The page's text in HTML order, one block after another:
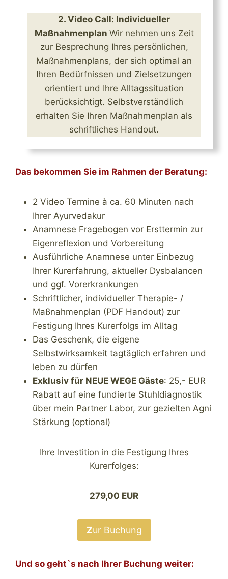
2. Video Call: Individueller
Maßnahmenplan Wir nehmen uns Zeit
zur Besprechung Ihres persönlichen,
Maßnahmenplans, der sich optimal an
Ihren Bedürfnissen und Zielsetzungen
orientiert und Ihre Alltagssituation
berücksichtigt. Selbstverständlich
erhalten Sie Ihren Maßnahmenplan als
schriftliches Handout.
Das bekommen Sie im Rahmen der Beratung:
2 Video Termine à ca. 60 Minuten nach
Ihrer Ayurvedakur
Anamnese Fragebogen vor Ersttermin zur
Eigenreflexion und Vorbereitung
Ausführliche Anamnese unter Einbezug
Ihrer Kurerfahrung, aktueller Dysbalancen
und ggf. Vorerkrankungen
Schriftlicher, individueller Therapie- /
Maßnahmenplan (PDF Handout) zur
Festigung Ihres Kurerfolgs im Alltag
Das Geschenk, die eigene
Selbstwirksamkeit tagtäglich erfahren und
leben zu dürfen
Exklusiv für NEUE WEGE Gäste: 25,- EUR
Rabatt auf eine fundierte Stuhldiagnostik
über mein Partner Labor, zur gezielten Agni
Stärkung (optional)
Ihre Investition in die Festigung Ihres
Kurerfolges:
279,00 EUR
Zur Buchung
Und so geht`s nach Ihrer Buchung weiter: